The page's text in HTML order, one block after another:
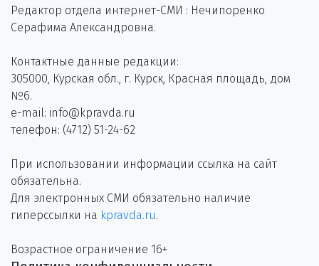
Редактор отдела интернет-СМИ : Нечипоренко
Серафима Александровна.
Контактные данные редакции:
305000, Курская обл., г. Курск, Красная площадь, дом
№6.
e-mail: info@kpravda.ru
телефон: (4712) 51-24-62
При использовании информации ссылка на сайт
обязательна.
Для электронных СМИ обязательно наличие
гиперссылки на kpravda.ru.
Возрастное ограничение 16+